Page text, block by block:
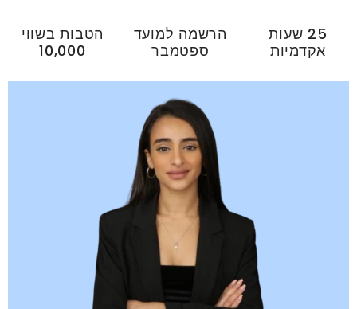
25 שעות
אקדמיות
הרשמה למועד
ספטמבר
הטבות בשווי
10,000